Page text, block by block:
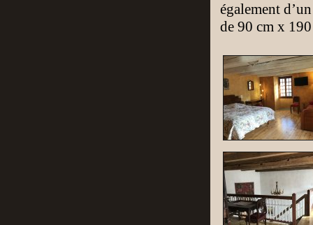
également
de 90 cm x